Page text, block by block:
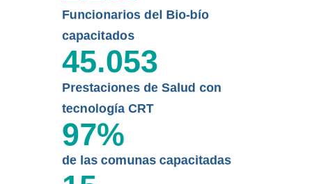
Funcionarios del Bio-bío
capacitados
Prestaciones de Salud con
tecnología CRT
45.053
de las comunas capacitadas
97%